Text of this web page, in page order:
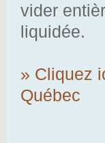
vider
liquidée.
» Cliquez
Québec